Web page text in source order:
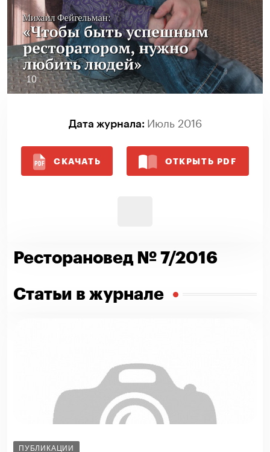
Ресторановед № 7/2016
Статьи в журнале
ПУБЛИКАЦИИ
Дата журнала: Июль 2016
СКАЧАТЬ ОТКРЫТЬ PDF